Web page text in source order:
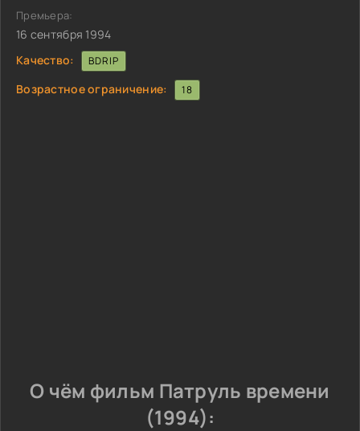
Премьера:
16 сентября 1994
Качество:
BDRIP
Возрастное ограничение: 18
О чём фильм Патруль времени
(1994):